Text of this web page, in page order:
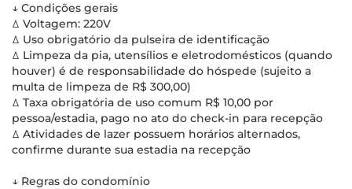
↓ Condições gerais
ꕔ Voltagem: 220V
ꕔ Uso obrigatório da pulseira de identificação
ꕔ Limpeza da pia, utensílios e eletrodomésticos (quando
houver) é de responsabilidade do hóspede (sujeito a
multa de limpeza de R$ 300,00)
ꕔ Taxa obrigatória de uso comum R$ 10,00 por
pessoa/estadia, pago no ato do check-in para recepção
ꕔ Atividades de lazer possuem horários alternados,
confirme durante sua estadia na recepção
↓ Regras do condomínio